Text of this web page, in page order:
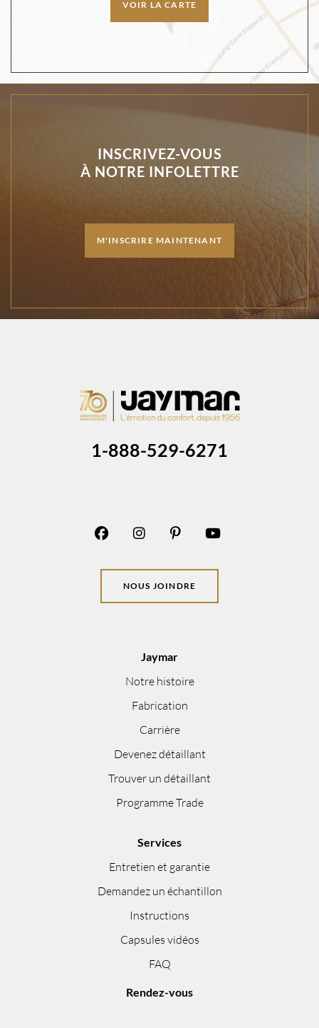
VOIR LA CARTE
INSCRIVEZ-VOUS
À NOTRE INFOLETTRE
M'INSCRIRE MAINTENANT
1-888-529-6271
NOUS JOINDRE
Jaymar
Notre histoire
Fabrication
Carrière
Devenez détaillant
Trouver un détaillant
Programme Trade
Services
Entretien et garantie
Demandez un échantillon
Instructions
Capsules vidéos
FAQ
Rendez-vous